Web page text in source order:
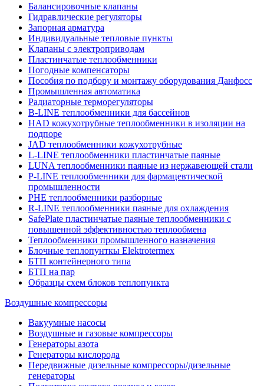
Балансировочные клапаны
Гидравлические регуляторы
Запорная арматура
Индивидуальные тепловые пункты
Клапаны с электроприводам
Пластинчатые теплообменники
Погодные компенсаторы
Пособия по подбору и монтажу оборудования Данфосс
Промышленная автоматика
Радиаторные терморегуляторы
B-LINE теплообменники для бассейнов
HAD кожухотрубные теплообменники в изоляции на
подпоре
JAD теплообменники кожухотрубные
L-LINE теплообменники пластинчатые паяные
LUNA теплообменники паяные из нержавеющей стали
P-LINE теплообменники для фармацевтической
промышленности
PHE теплообменники разборные
R-LINE теплообменники паяные для охлаждения
SafePlate пластинчатые паяные теплообменники с
повышенной эффективностью теплообмена
Теплообменники промышленного назначения
Блочные теплопунткы Elektrotermex
БТП контейнерного типа
БТП на пар
Образцы схем блоков теплопункта
Воздушные компрессоры
Вакуумные насосы
Воздушные и газовые компрессоры
Генераторы азота
Генераторы кислорода
Передвижные дизельные компрессоры/дизельные
генераторы